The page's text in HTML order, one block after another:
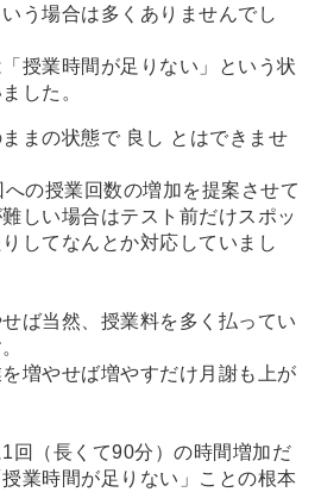
う場合は多くありませんでし
授業時間が足りない」という状
した。
まの状態で 良し とはできませ
の授業回数の増加を提案させて
しい場合はテスト前だけスポッ
してなんとか対応していまし
ば当然、授業料を多く払ってい
増やせば増やすだけ月謝も上が
回（長くて90分）の時間増加だ
業時間が足りない」ことの根本